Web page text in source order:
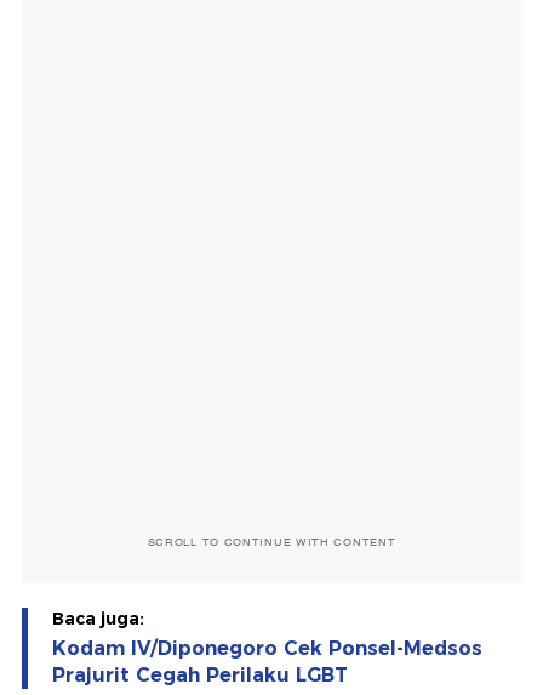
SCROLL TO CONTINUE WITH CONTENT
Baca juga:
Kodam IV/Diponegoro Cek Ponsel-Medsos
Prajurit Cegah Perilaku LGBT